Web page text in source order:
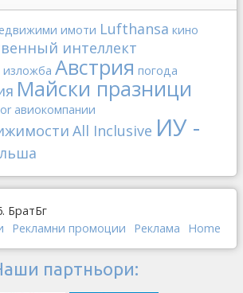
имоти Lufthansa кино
интеллект
изложба Австрия погода
Майски празници
авиокомпании
All Inclusive ИУ -
БратБг
Рекламни промоции Реклама Home
партньори: